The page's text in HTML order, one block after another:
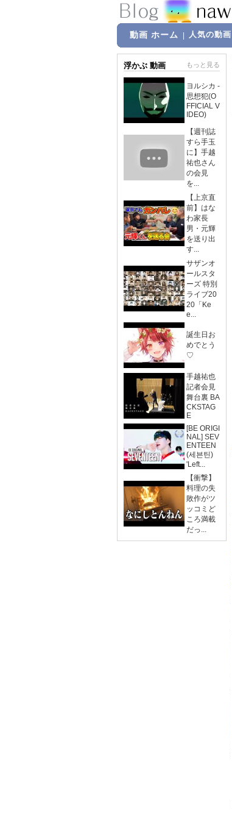
動画 ホーム 人気の動画
浮かぶ 動画 もっと見る
ヨルシカ -
思想犯(O
FFICIAL V
IDEO)
【週刊誌
すら手玉
に】手越
祐也さん
の会見
を...
【上京直
前】はな
わ家長
男・元輝
を送り出
す...
サザンオ
ールスタ
ーズ 特別
ライブ20
20「Ke
e...
誕生日お
めでとう
♡
手越祐也
記者会見
舞台裏 BA
CKSTAG
E
[BE ORIGI
NAL] SEV
ENTEEN
(세븐틴)
'Left...
【衝撃】
料理の失
敗作がツ
ッコミど
ころ満載
だっ...